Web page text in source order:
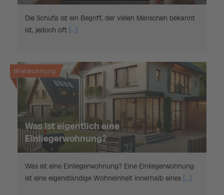
Die Schufa ist ein Begriff, der vielen Menschen bekannt
ist, jedoch oft [...]
Mietwohnung
Was ist eigentlich eine
Einliegerwohnung?
Was ist eine Einliegerwohnung? Eine Einliegerwohnung
ist eine eigenständige Wohneinheit innerhalb eines [...]